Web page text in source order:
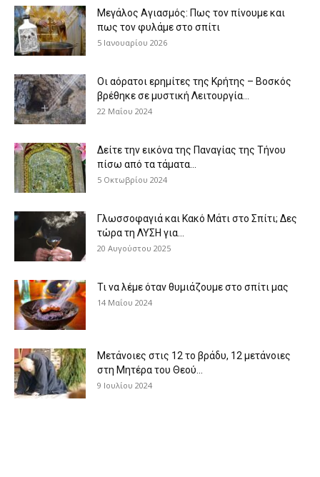
Μεγάλος Αγιασμός: Πως τον πίνουμε και
πως τον φυλάμε στο σπίτι
5 Ιανουαρίου 2026
Οι αόρατοι ερημίτες της Κρήτης – Βοσκός
βρέθηκε σε μυστική Λειτουργία...
22 Μαΐου 2024
Δείτε την εικόνα της Παναγίας της Τήνου
πίσω από τα τάματα...
5 Οκτωβρίου 2024
Γλωσσοφαγιά και Κακό Μάτι στο Σπίτι; Δες
τώρα τη ΛΥΣΗ για...
20 Αυγούστου 2025
Τι να λέμε όταν θυμιάζουμε στο σπίτι μας
14 Μαΐου 2024
Μετάνοιες στις 12 το βράδυ, 12 μετάνοιες
στη Μητέρα του Θεού...
9 Ιουλίου 2024